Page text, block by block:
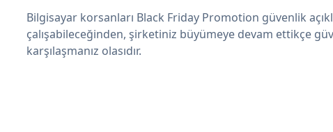
Bilgisayar korsanları Black Friday Promotion güvenlik
çalışabileceğinden, şirketiniz büyümeye devam ettikçe
karşılaşmanız olasıdır.